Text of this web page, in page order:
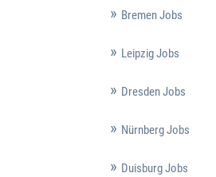
Bremen Jobs
Leipzig Jobs
Dresden Jobs
Nürnberg Jobs
Duisburg Jobs